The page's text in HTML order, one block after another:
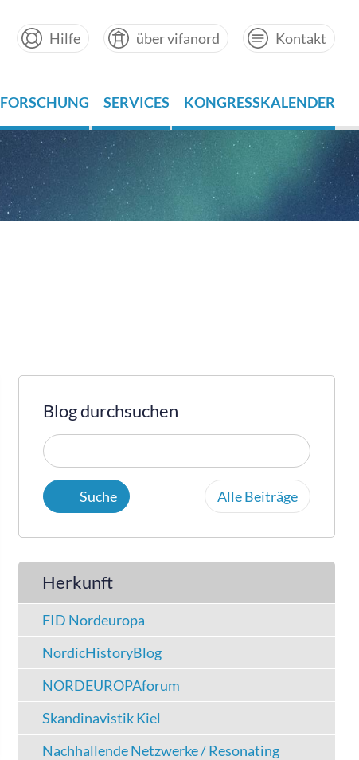
Hilfe über vifanord Kontakt
FORSCHUNG SERVICES KONGRESSKALENDER
Blog durchsuchen
Alle Beiträge
Herkunft
FID Nordeuropa
NordicHistoryBlog
NORDEUROPAforum
Skandinavistik Kiel
Nachhallende Netzwerke / Resonating